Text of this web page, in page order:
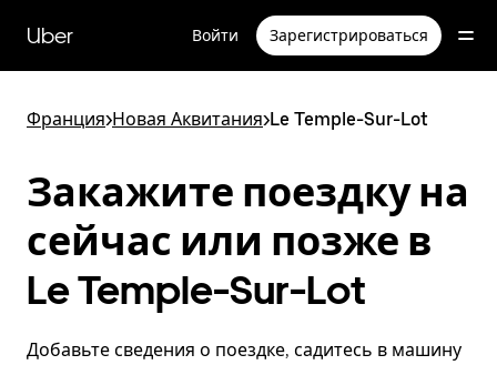
перейти
к
Uber Войти Зарегистрироваться
Франция>Новая Аквитания>Le Temple-Sur-Lot
Закажите поездку на
сейчас или позже в
Le Temple-Sur-Lot
Добавьте сведения о поездке, садитесь в машину